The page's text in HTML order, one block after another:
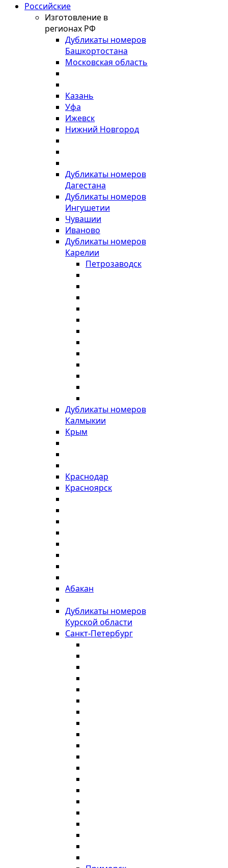
Российские
Изготовление в
регионах РФ
Дубликаты номеров
Башкортостана
Московская область
Казань
Уфа
Ижевск
Нижний Новгород
Дубликаты номеров
Дагестана
Дубликаты номеров
Ингушетии
Чувашии
Иваново
Дубликаты номеров
Карелии
Петрозаводск
Дубликаты номеров
Калмыкии
Крым
Краснодар
Красноярск
Абакан
Дубликаты номеров
Курской области
Санкт-Петербург